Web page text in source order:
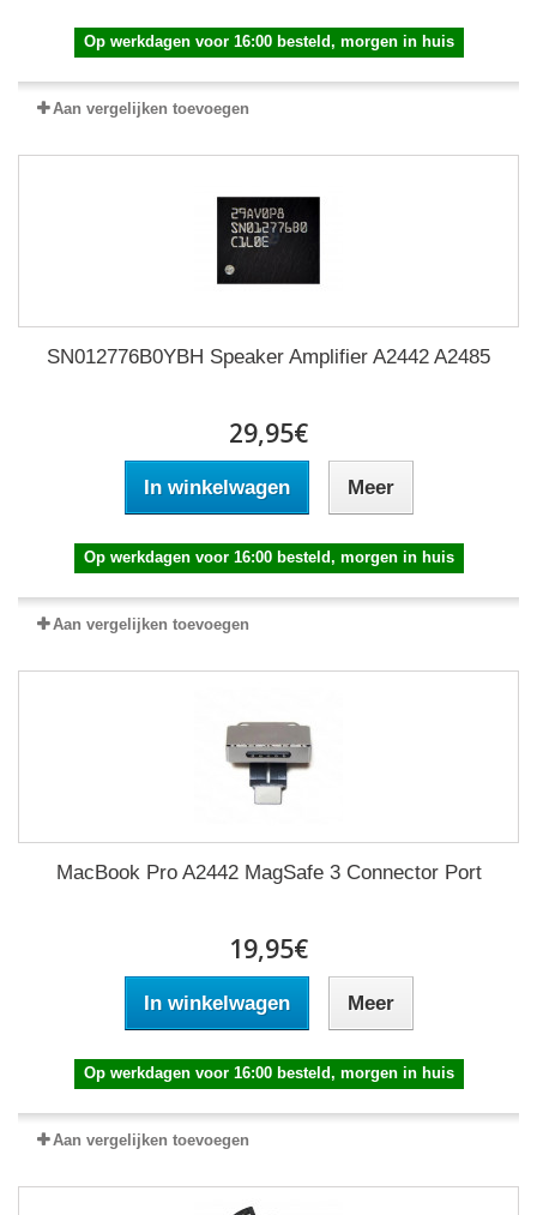
Op werkdagen voor 16:00 besteld, morgen in huis
Aan vergelijken toevoegen
SN012776B0YBH Speaker Amplifier A2442 A2485
29,95€
In winkelwagen Meer
Op werkdagen voor 16:00 besteld, morgen in huis
Aan vergelijken toevoegen
MacBook Pro A2442 MagSafe 3 Connector Port
19,95€
In winkelwagen Meer
Op werkdagen voor 16:00 besteld, morgen in huis
Aan vergelijken toevoegen